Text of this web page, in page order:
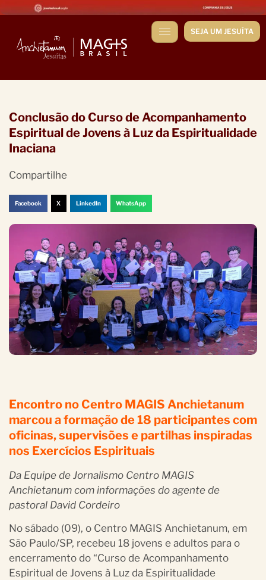
SEJA UM JESUÍTA
Conclusão do Curso de Acompanhamento
Espiritual de Jovens à Luz da Espiritualidade
Inaciana
Compartilhe
Facebook X LinkedIn WhatsApp
Encontro no Centro MAGIS Anchietanum
marcou a formação de 18 participantes com
oficinas, supervisões e partilhas inspiradas
nos Exercícios Espirituais
Da Equipe de Jornalismo Centro MAGIS
Anchietanum com informações do agente de
pastoral David Cordeiro
No sábado (09), o Centro MAGIS Anchietanum, em
São Paulo/SP, recebeu 18 jovens e adultos para o
encerramento do “Curso de Acompanhamento
Espiritual de Jovens à Luz da Espiritualidade